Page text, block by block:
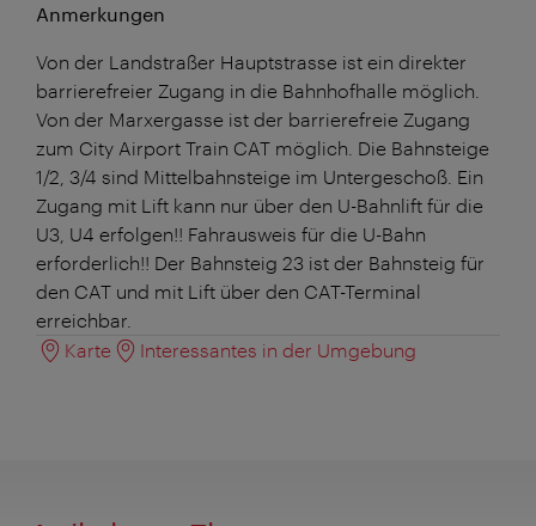
Anmerkungen
Von der Landstraßer Hauptstrasse ist ein direkter
barrierefreier Zugang in die Bahnhofhalle möglich.
Von der Marxergasse ist der barrierefreie Zugang
zum City Airport Train CAT möglich. Die Bahnsteige
1/2, 3/4 sind Mittelbahnsteige im Untergeschoß. Ein
Zugang mit Lift kann nur über den U-Bahnlift für die
U3, U4 erfolgen!! Fahrausweis für die U-Bahn
erforderlich!! Der Bahnsteig 23 ist der Bahnsteig für
den CAT und mit Lift über den CAT-Terminal
erreichbar.
Karte
Interessantes in der Umgebung